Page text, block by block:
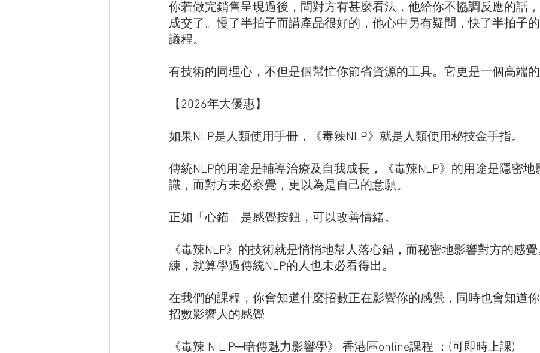
你若做完銷售呈現過後，問對方有甚麼看法，他給你不協調反應的話
成交了。慢了半拍子而講產品很好的，他心中另有疑問，快了半拍子
議程。
有技術的同理心，不但是個幫忙你節省資源的工具。它更是一個高端
【2026年大優惠】
如果NLP是人類使用手冊，《毒辣NLP》就是人類使用秘技金手指。
傳統NLP的用途是輔導治療及自我成長，《毒辣NLP》的用途是隱密地
識，而對方未必察覺，更以為是自己的意願。
正如「心錨」是感覺按鈕，可以改善情緒。
《毒辣NLP》的技術就是悄悄地幫人落心錨，而秘密地影響對方的感
練，就算學過傳統NLP的人也未必看得出。
在我們的課程，你會知道什麼招數正在影響你的感覺，同時也會知道
招數影響人的感覺
《毒辣 N L P─暗傳魅力影響學》 香港區online課程 ：(可即時上課)